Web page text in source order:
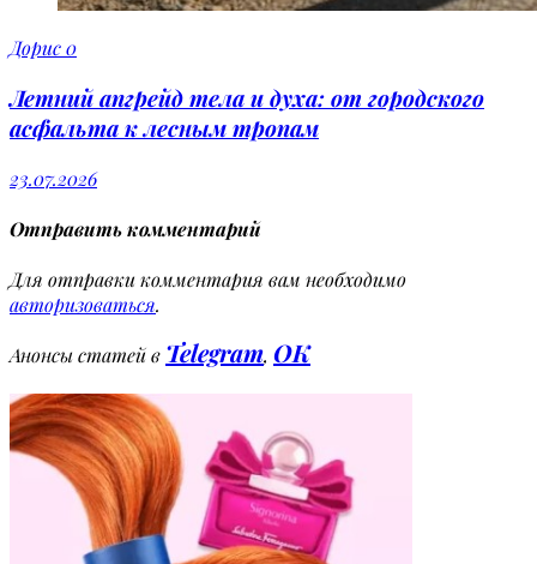
Дорис0
Летний апгрейд тела и духа: от городского
асфальта к лесным тропам
23.07.2026
Отправить комментарий
Для отправки комментария вам необходимо
авторизоваться.
Анонсы статей в Telegram, OK